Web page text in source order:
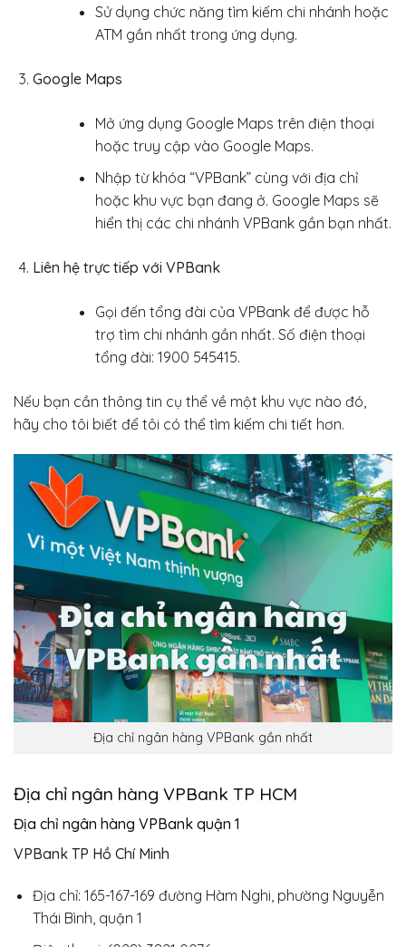
Sử dụng chức năng tìm kiếm chi nhánh hoặc
ATM gần nhất trong ứng dụng.
Google Maps
Mở ứng dụng Google Maps trên điện thoại
hoặc truy cập vào Google Maps.
Nhập từ khóa “VPBank” cùng với địa chỉ
hoặc khu vực bạn đang ở. Google Maps sẽ
hiển thị các chi nhánh VPBank gần bạn nhất.
Liên hệ trực tiếp với VPBank
Gọi đến tổng đài của VPBank để được hỗ
trợ tìm chi nhánh gần nhất. Số điện thoại
tổng đài: 1900 545415.
Nếu bạn cần thông tin cụ thể về một khu vực nào đó,
hãy cho tôi biết để tôi có thể tìm kiếm chi tiết hơn.
Địa chỉ ngân hàng VPBank gần nhất
Địa chỉ ngân hàng VPBank TP HCM
Địa chỉ ngân hàng VPBank quận 1
VPBank TP Hồ Chí Minh
Địa chỉ: 165-167-169 đường Hàm Nghi, phường Nguyễn
Thái Bình, quận 1